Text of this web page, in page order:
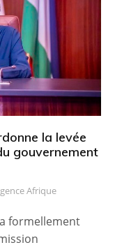
la levée
gouvernement
Afrique
formellement